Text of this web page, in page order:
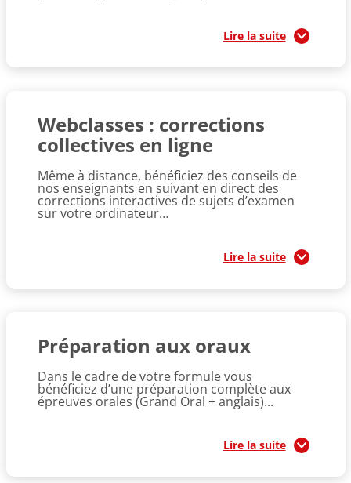
Lire la suite
Webclasses : corrections
collectives en ligne
Même à distance, bénéficiez des conseils de
nos enseignants en suivant en direct des
corrections interactives de sujets d’examen
sur votre ordinateur…
Lire la suite
Préparation aux oraux
Dans le cadre de votre formule vous
bénéficiez d’une préparation complète aux
épreuves orales (Grand Oral + anglais)...
Lire la suite